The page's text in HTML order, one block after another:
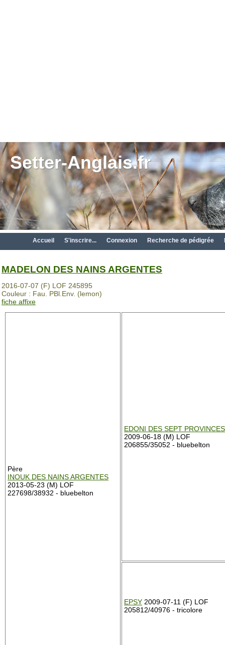
Setter-Anglais.fr
Accueil S'inscrire... Connexion Recherche de pédigrée
MADELON DES NAINS ARGENTES
2016-07-07 (F) LOF 245895
Couleur : Fau. PBl.Env. (lemon)
fiche affixe
Père
INOUK DES NAINS ARGENTES
2013-05-23 (M) LOF
227698/38932 - bluebelton
EDONI DES SEPT PROVINCES
2009-06-18 (M) LOF
206855/35052 - bluebelton
EPSY 2009-07-11 (F) LOF
205812/40976 - tricolore